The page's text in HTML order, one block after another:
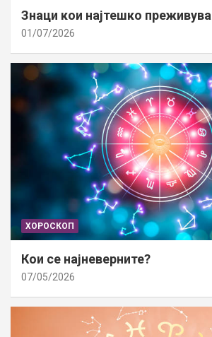
Знаци кои најтешко
01/07/2026
ХОРОСКОП
Кои се најневерните?
07/05/2026